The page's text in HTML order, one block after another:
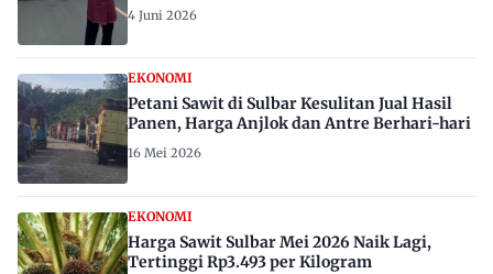
4 Juni 2026
EKONOMI
Petani Sawit di Sulbar Kesulitan Jual Hasil
Panen, Harga Anjlok dan Antre Berhari-hari
16 Mei 2026
EKONOMI
Harga Sawit Sulbar Mei 2026 Naik Lagi,
Tertinggi Rp3.493 per Kilogram